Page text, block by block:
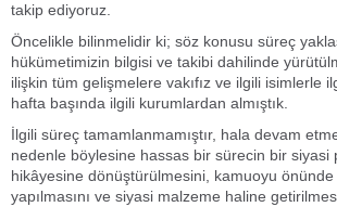
takip ediyoruz.
Öncelikle bilinmelidir ki; söz konusu süreç
hükümetimizin bilgisi ve takibi dahilinde
ilişkin tüm gelişmelere vakıfız ve ilgili isimlerle
hafta başında ilgili kurumlardan almıştık.
İlgili süreç tamamlanmamıştır, hala devam
nedenle böylesine hassas bir sürecin bir siyasi
hikâyesine dönüştürülmesini, kamuoyu
yapılmasını ve siyasi malzeme haline